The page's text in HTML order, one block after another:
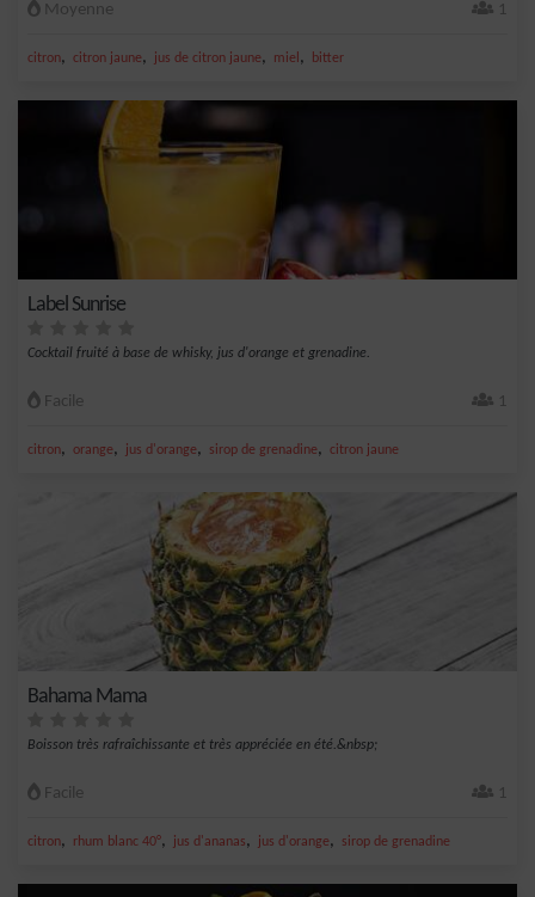
Moyenne 1
citron, citron jaune, jus de citron jaune, miel , bitter
Label Sunrise
Cocktail fruité à base de whisky, jus d'orange et grenadine.
Facile 1
citron, orange, jus d'orange, sirop de grenadine, citron jaune
Bahama Mama
Boisson très rafraîchissante et très appréciée en été.&nbsp;
Facile 1
citron, rhum blanc 40°, jus d'ananas, jus d'orange, sirop de grenadine